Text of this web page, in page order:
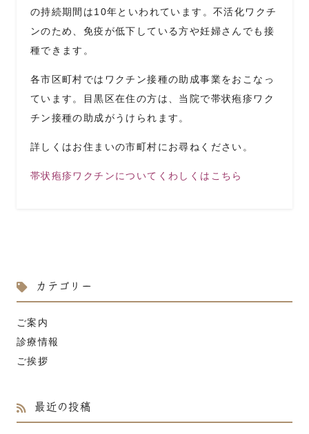
の持続期間は10年といわれています。不活化ワクチ
ンのため、免疫が低下している方や妊婦さんでも接
種できます。
各市区町村ではワクチン接種の助成事業をおこなっ
ています。目黒区在住の方は、当院で帯状疱疹ワク
チン接種の助成がうけられます。
詳しくはお住まいの市町村にお尋ねください。
帯状疱疹ワクチンについてくわしくはこちら
カテゴリー
ご案内
診療情報
ご挨拶
最近の投稿